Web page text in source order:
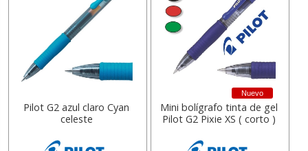
Pilot G2 azul claro Cyan
celeste
Nuevo
Mini bolígrafo tinta de gel
Pilot G2 Pixie XS ( corto )